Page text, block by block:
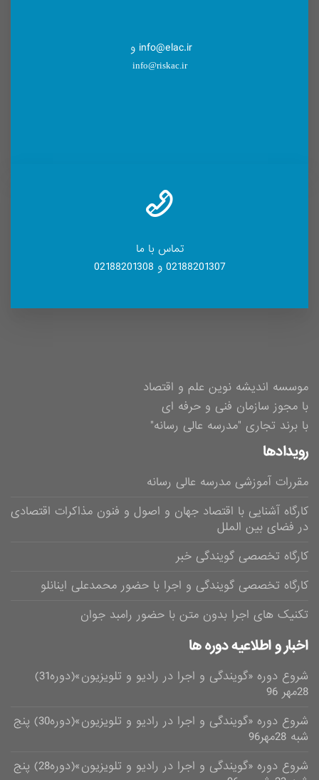
info@elac.ir و
info@riskac.ir
تماس با ما
02188201307 و 02188201308
موسسه اندیشه نوین علم و اقتصاد
با مجوز سازمان فنی و حرفه ای
با برند تجاری "مدرسه عالی رسانه"
رویدادها
مقررات آموزشی مدرسه عالی رسانه
کارگاه آشنایی با اقتصاد جهان و اصول و فنون مذاکرات اقتصادی
در فضای بین الملل
کارگاه تخصصی گویندگی خبر
کارگاه تخصصی گویندگی و اجرا با حضور محمدعلی اینانلو
تکنیک های اجرا بدون متن با حضور رامبد جوان
اخبار و اطلاعیه دوره ها
شروع دوره «گویندگی و اجرا در رادیو و تلویزیون»(دوره31)
28مهر 96
شروع دوره «گویندگی و اجرا در رادیو و تلویزیون»(دوره30) پنج
شبه 28مهر96
شروع دوره «گویندگی و اجرا در رادیو و تلویزیون»(دوره28) پنج